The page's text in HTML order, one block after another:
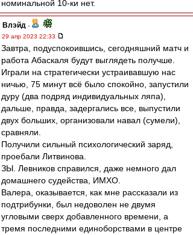
номинальной 10-ки нет.
Влэйд -
29 апр 2023 22:33
Завтра, подуспокоившись, сегодняшний матч и
работа Абаскаля будут выглядеть получше.
Играли на стратегически устраивавшую нас
ничью, 75 минут всё было спокойно, запустили
дуру (два подряд индивидуальных ляпа),
дальше, правда, задергались все, выпустили
двух больших, организовали навал (сумели),
сравняли.
Получили сильный психологический заряд,
проебали Литвинова.
ЗЫ. Левников справился, даже немного дал
домашнего судейства, ИМХО.
Валера, оказывается, как мне рассказали из
подтрибунки, был недоволен не двумя
угловыми сверх добавленного времени, а
тремя последними единоборствами в центре